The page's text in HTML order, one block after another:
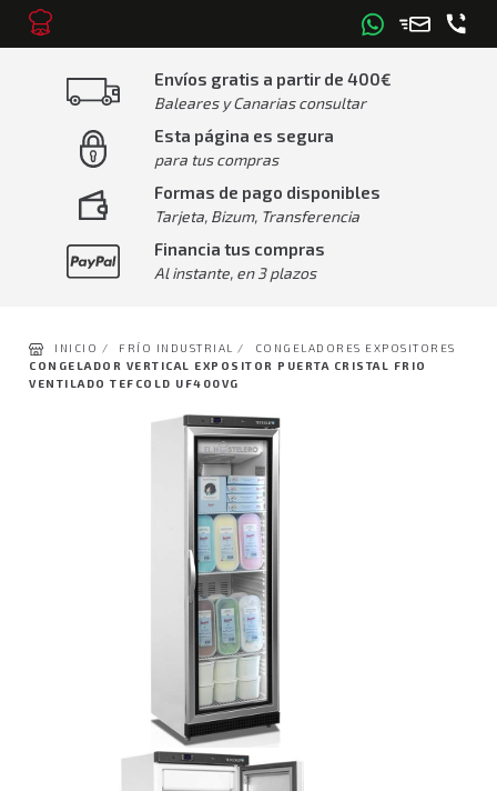
Envíos gratis a partir de 400€
Baleares y Canarias consultar
Esta página es segura
para tus compras
Formas de pago disponibles
Tarjeta, Bizum, Transferencia
Financia tus compras
Al instante, en 3 plazos
INICIO / FRÍO INDUSTRIAL /
CONGELADORES EXPOSITORES
CONGELADOR VERTICAL EXPOSITOR PUERTA CRISTAL FRIO
VENTILADO TEFCOLD UF400VG